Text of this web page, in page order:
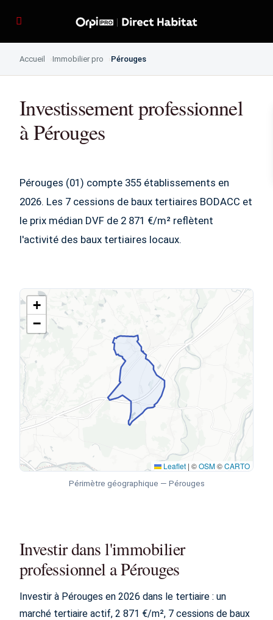
Accueil Immobilier pro Pérouges
Investissement professionnel
à Pérouges
Pérouges (01) compte 355 établissements en
2026. Les 7 cessions de baux tertiaires BODACC et
le prix médian DVF de 2 871 €/m² reflètent
l'activité des baux tertiaires locaux.
+
−
Leaflet | ©OSM©CARTO
Périmètre géographique — Pérouges
Investir dans l'immobilier
professionnel a Pérouges
Investir à Pérouges en 2026 dans le tertiaire : un
marché tertiaire actif, 2 871 €/m², 7 cessions de baux